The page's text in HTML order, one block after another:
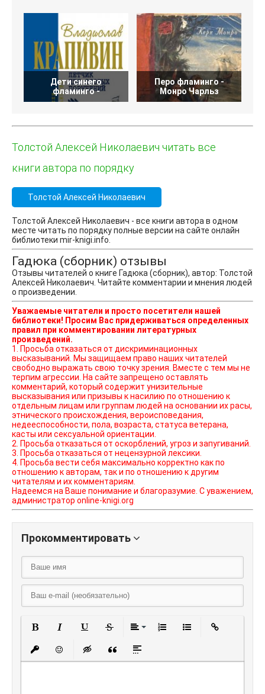
Дети синего
фламинго -
Перо фламинго -
Монро Чарльз
Толстой Алексей Николаевич читать все
книги автора по порядку
Толстой Алексей Николаевич
Толстой Алексей Николаевич - все книги автора в одном
месте читать по порядку полные версии на сайте онлайн
библиотеки mir-knigi.info.
Гадюка (сборник) отзывы
Отзывы читателей о книге Гадюка (сборник), автор: Толстой
Алексей Николаевич. Читайте комментарии и мнения людей
о произведении.
Уважаемые читатели и просто посетители нашей
библиотеки! Просим Вас придерживаться определенных
правил при комментировании литературных
произведений.
1. Просьба отказаться от дискриминационных
высказываний. Мы защищаем право наших читателей
свободно выражать свою точку зрения. Вместе с тем мы не
терпим агрессии. На сайте запрещено оставлять
комментарий, который содержит унизительные
высказывания или призывы к насилию по отношению к
отдельным лицам или группам людей на основании их расы,
этнического происхождения, вероисповедания,
недееспособности, пола, возраста, статуса ветерана,
касты или сексуальной ориентации.
2. Просьба отказаться от оскорблений, угроз и запугиваний.
3. Просьба отказаться от нецензурной лексики.
4. Просьба вести себя максимально корректно как по
отношению к авторам, так и по отношению к другим
читателям и их комментариям.
Надеемся на Ваше понимание и благоразумие. С уважением,
администратор online-knigi.org
Прокомментировать
Вставить защищенную ссылку
Вставить смайлик
Вставка скрытого текста
Вставка цитаты
Вставка спойлера